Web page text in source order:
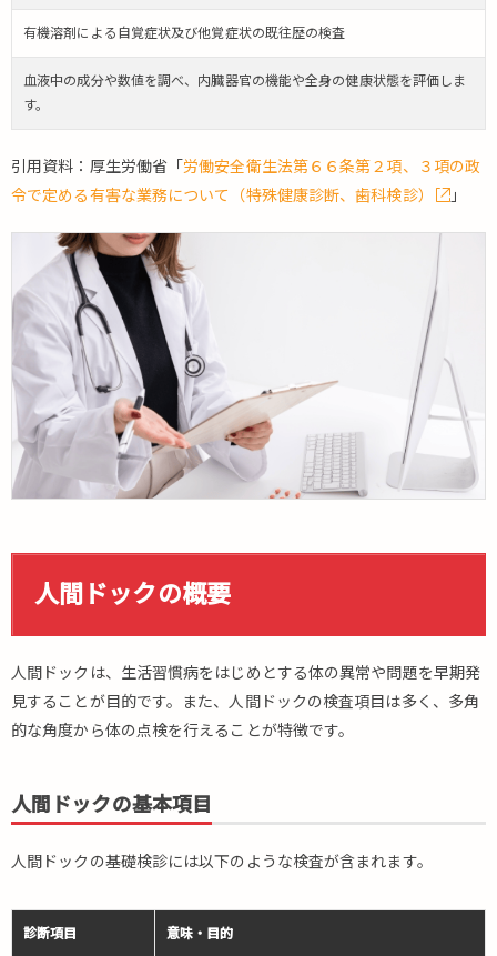
有機溶剤による⾃覚症状及び他覚症状の既往歴の検査
血液中の成分や数値を調べ、内臓器官の機能や全身の健康状態を評価しま
す。
引用資料：厚生労働省「 労働安全衛生法第６６条第２項、３項の政
令で定める有害な業務について（特殊健康診断、歯科検診）
」
人間ドックの概要
人間ドックは、生活習慣病をはじめとする体の異常や問題を早期発
見することが目的です。また、人間ドックの検査項目は多く、多角
的な角度から体の点検を行えることが特徴です。
人間ドックの基本項目
人間ドックの基礎検診には以下のような検査が含まれます。
診断項目 意味・目的